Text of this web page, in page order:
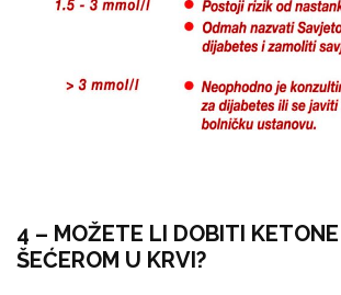
4 – MOŽETE LI DOBITI KETONE
ŠEĆEROM U KRVI?